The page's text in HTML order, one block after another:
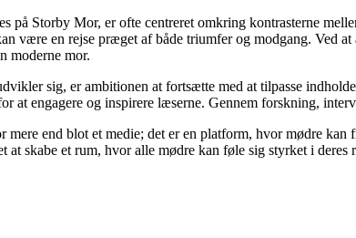
på Storby Mor, er ofte centreret omkring kontrasterne
være en rejse præget af både triumfer og modgang. Ved
moderne mor.
sig, er ambitionen at fortsætte med at tilpasse
at engagere og inspirere læserne. Gennem forskning,
mere end blot et medie; det er en platform, hvor mødre
at skabe et rum, hvor alle mødre kan føle sig styrket i